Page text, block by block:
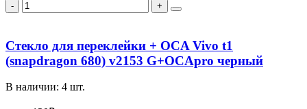
-
+
Стекло для переклейки + OCA Vivo t1
(snapdragon 680) v2153 G+OCApro черный
В наличии: 4 шт.